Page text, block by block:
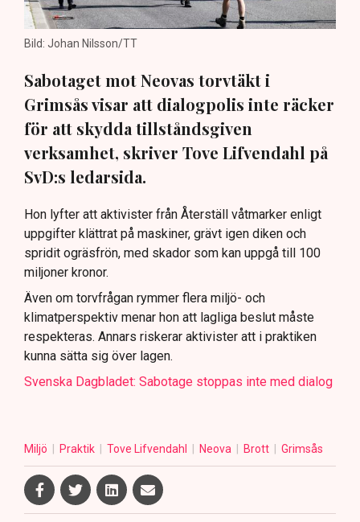
Bild: Johan Nilsson/TT
Sabotaget mot Neovas torvtäkt i
Grimsås visar att dialogpolis inte räcker
för att skydda tillståndsgiven
verksamhet, skriver Tove Lifvendahl på
SvD:s ledarsida.
Hon lyfter att aktivister från Återställ våtmarker enligt
uppgifter klättrat på maskiner, grävt igen diken och
spridit ogräsfrön, med skador som kan uppgå till 100
miljoner kronor.
Även om torvfrågan rymmer flera miljö- och
klimatperspektiv menar hon att lagliga beslut måste
respekteras. Annars riskerar aktivister att i praktiken
kunna sätta sig över lagen.
Svenska Dagbladet: Sabotage stoppas inte med dialog
Miljö Praktik Tove Lifvendahl Neova Brott Grimsås